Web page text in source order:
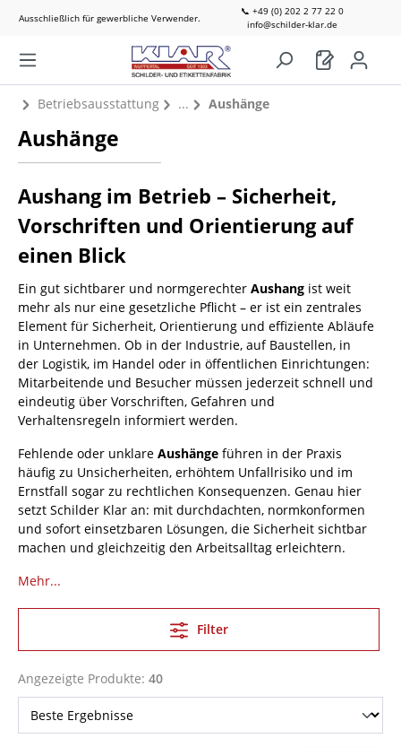
Ausschließlich für gewerbliche Verwender.
📞 +49 (0) 202 2 77 22 0
info@schilder-klar.de
Betriebsausstattung Aushänge
Aushänge
Aushang im Betrieb – Sicherheit,
Vorschriften und Orientierung auf
einen Blick
Ein gut sichtbarer und normgerechter Aushang ist weit
mehr als nur eine gesetzliche Pflicht – er ist ein zentrales
Element für Sicherheit, Orientierung und effiziente Abläufe
in Unternehmen. Ob in der Industrie, auf Baustellen, in
der Logistik, im Handel oder in öffentlichen Einrichtungen:
Mitarbeitende und Besucher müssen jederzeit schnell und
eindeutig über Vorschriften, Gefahren und
Verhaltensregeln informiert werden.
Fehlende oder unklare Aushänge führen in der Praxis
häufig zu Unsicherheiten, erhöhtem Unfallrisiko und im
Ernstfall sogar zu rechtlichen Konsequenzen. Genau hier
setzt Schilder Klar an: mit durchdachten, normkonformen
und sofort einsetzbaren Lösungen, die Sicherheit sichtbar
machen und gleichzeitig den Arbeitsalltag erleichtern.
Mehr...
Filter
Angezeigte Produkte: 40